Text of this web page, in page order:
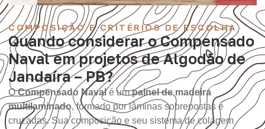
COMPOSIÇÃO E CRITÉRIOS DE ESCOLHA
Quando considerar o Compensado
Naval em projetos de Algodão de
Jandaíra – PB?
OCompensado Navalé umpainel de madeira
multilaminado, formado por lâminas sobrepostas e
cruzadas. Sua composição e seu sistema de colagem